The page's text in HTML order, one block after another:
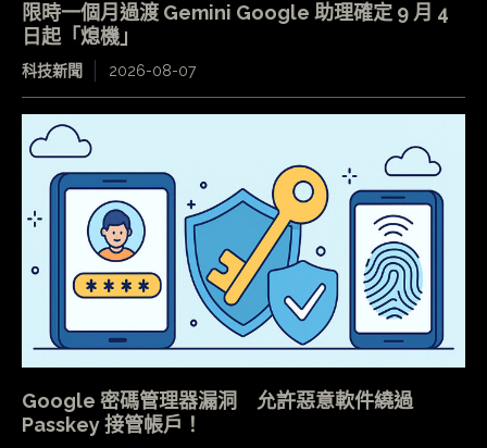
限時一個月過渡 Gemini Google 助理確定 9 月 4
日起「熄機」
科技新聞 2026-08-07
Google 密碼管理器漏洞 允許惡意軟件繞過
Passkey 接管帳戶！